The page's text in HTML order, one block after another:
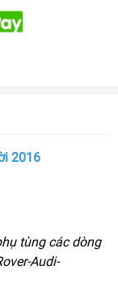
2016
tùng các dòng
Audi-